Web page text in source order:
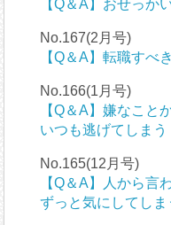
【Q＆A】おせっか
No.167(2月号)
【Q＆A】転職すべ
No.166(1月号)
【Q＆A】嫌なこと
いつも逃げてしまう
No.165(12月号)
【Q＆A】人から言
ずっと気にしてしま